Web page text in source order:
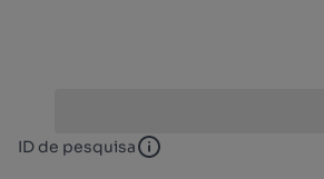
ID de pesquisa ID de pesquisa